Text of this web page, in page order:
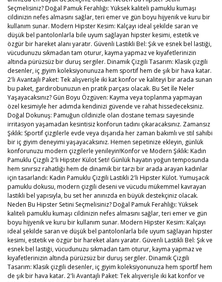
Seçmelisiniz? Doğal Pamuk Ferahlığı: Yüksek kaliteli pamuklu kumaşı
cildinizin nefes almasını sağlar, teri emer ve gün boyu hijyenik ve kuru bir
kullanım sunar. Modern Hipster Kesim: Kalçayı ideal şekilde saran ve
düşük bel pantolonlarla bile uyum sağlayan hipster kesimi, estetik ve
özgür bir hareket alanı yaratır. Güvenli Lastikli Bel: Şık ve esnek bel lastiği,
vücudunuzu sıkmadan tam oturur, kayma yapmaz ve kıyafetlerinizin
altında pürüzsüz bir duruş sergiler. Dinamik Çizgili Tasarım: Klasik çizgili
desenler, iç giyim koleksiyonunuza hem sportif hem de şık bir hava katar.
2'li Avantajlı Paket: Tek alışverişle iki kat konfor ve kaliteyi bir arada sunan
bu paket, gardırobunuzun en pratik parçası olacak. Bu Set İle Neler
Yaşayacaksınız? Gün Boyu Özgüven: Kayma veya toplanma yapmayan
özel kesimiyle her adımda kendinizi güvende ve rahat hissedeceksiniz.
Doğal Dokunuş: Pamuğun cildinizle olan dostane teması sayesinde
irritasyon yaşamadan kesintisiz konforun tadını çıkaracaksınız. Zamansız
Şıklık: Sportif çizgilerle evde veya dışarıda her zaman bakımlı ve stil sahibi
bir iç giyim deneyimi yaşayacaksınız. Hemen sepetinize ekleyin, günlük
konforunuzu modern çizgilerle yenileyin!Konfor ve Modern Şıklık: Kadın
Pamuklu Çizgili 2'li Hipster Külot Seti! Günlük hayatın yoğun temposunda
hem sınırsız rahatlığı hem de dinamik bir tarzı bir arada arayan kadınlar
için tasarlandı: Kadın Pamuklu Çizgili Lastikli 2'li Hipster Külot. Yumuşacık
pamuklu dokusu, modern çizgili deseni ve vücudu mükemmel kavrayan
lastikli bel yapısıyla, bu set her anınızda en büyük destekçiniz olacak.
Neden Bu Hipster Setini Seçmelisiniz? Doğal Pamuk Ferahlığı: Yüksek
kaliteli pamuklu kumaşı cildinizin nefes almasını sağlar, teri emer ve gün
boyu hijyenik ve kuru bir kullanım sunar. Modern Hipster Kesim: Kalçayı
ideal şekilde saran ve düşük bel pantolonlarla bile uyum sağlayan hipster
kesimi, estetik ve özgür bir hareket alanı yaratır. Güvenli Lastikli Bel: Şık ve
esnek bel lastiği, vücudunuzu sıkmadan tam oturur, kayma yapmaz ve
kıyafetlerinizin altında pürüzsüz bir duruş sergiler. Dinamik Çizgili
Tasarım: Klasik çizgili desenler, iç giyim koleksiyonunuza hem sportif hem
de şık bir hava katar. 2'li Avantajlı Paket: Tek alışverişle iki kat konfor ve